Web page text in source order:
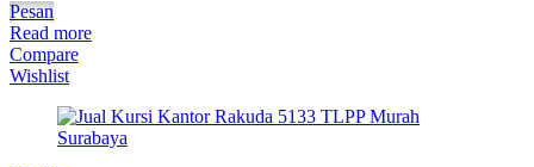
Pesan
Read more
Compare
Wishlist